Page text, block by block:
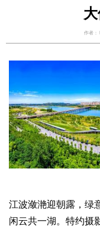
作者：
江波潋滟迎朝露，绿
闲云共一湖。特约摄